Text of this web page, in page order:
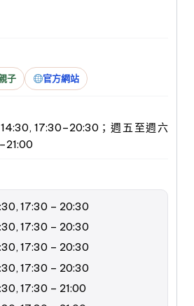
子 官方網站
17:30–20:30；週五至週六
17:30 – 20:30
17:30 – 20:30
17:30 – 20:30
17:30 – 20:30
17:30 – 21:00